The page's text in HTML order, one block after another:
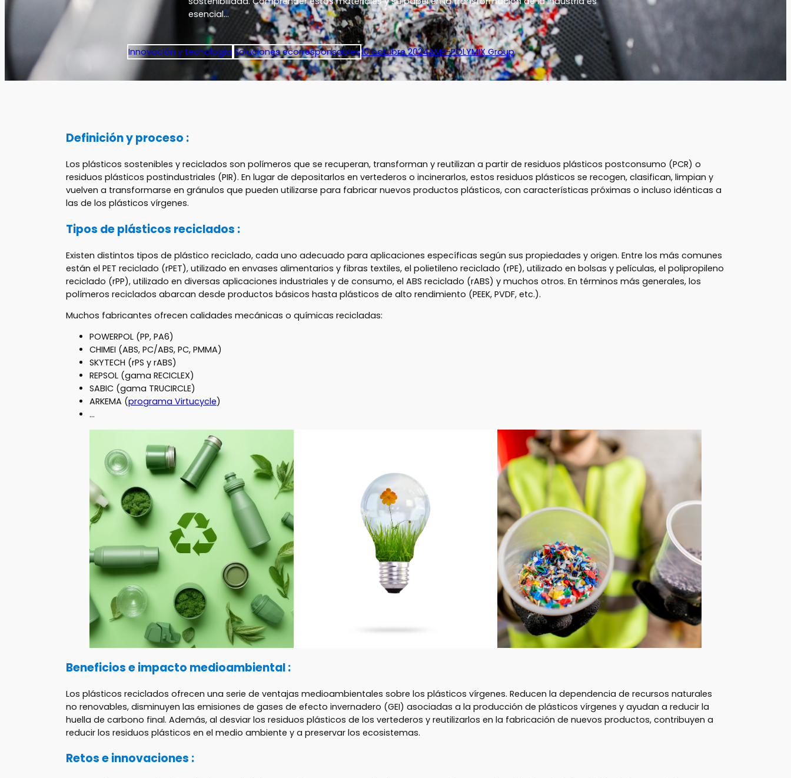
esencial…
Innovación y tecnología Soluciones ecorresponsables10 octubre 2024AMP-POLYMIX Group
Definición y proceso :
Los plásticos sostenibles y reciclados son polímeros que se recuperan, transforman y reutilizan a partir de residuos plásticos postconsumo (PCR) o
residuos plásticos postindustriales (PIR). En lugar de depositarlos en vertederos o incinerarlos, estos residuos plásticos se recogen, clasifican, limpian y
vuelven a transformarse en gránulos que pueden utilizarse para fabricar nuevos productos plásticos, con características próximas o incluso idénticas a
las de los plásticos vírgenes.
Tipos de plásticos reciclados :
Existen distintos tipos de plástico reciclado, cada uno adecuado para aplicaciones específicas según sus propiedades y origen. Entre los más comunes
están el PET reciclado (rPET), utilizado en envases alimentarios y fibras textiles, el polietileno reciclado (rPE), utilizado en bolsas y películas, el polipropileno
reciclado (rPP), utilizado en diversas aplicaciones industriales y de consumo, el ABS reciclado (rABS) y muchos otros. En términos más generales, los
polímeros reciclados abarcan desde productos básicos hasta plásticos de alto rendimiento (PEEK, PVDF, etc.).
Muchos fabricantes ofrecen calidades mecánicas o químicas recicladas:
POWERPOL (PP, PA6)
CHIMEI (ABS, PC/ABS, PC, PMMA)
SKYTECH (rPS y rABS)
REPSOL (gama RECICLEX)
SABIC (gama TRUCIRCLE)
ARKEMA (programa Virtucycle)
…
Beneficios e impacto medioambiental :
Los plásticos reciclados ofrecen una serie de ventajas medioambientales sobre los plásticos vírgenes. Reducen la dependencia de recursos naturales
no renovables, disminuyen las emisiones de gases de efecto invernadero (GEI) asociadas a la producción de plásticos vírgenes y ayudan a reducir la
huella de carbono final. Además, al desviar los residuos plásticos de los vertederos y reutilizarlos en la fabricación de nuevos productos, contribuyen a
reducir los residuos plásticos en el medio ambiente y a preservar los ecosistemas.
Retos e innovaciones :